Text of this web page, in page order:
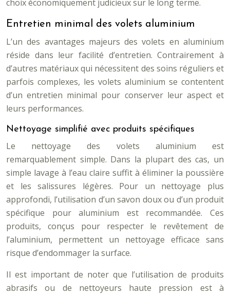
choix économiquement judicieux sur le long terme.
Entretien minimal des volets aluminium
L’un des avantages majeurs des volets en aluminium
réside dans leur facilité d’entretien. Contrairement à
d’autres matériaux qui nécessitent des soins réguliers et
parfois complexes, les volets aluminium se contentent
d’un entretien minimal pour conserver leur aspect et
leurs performances.
Nettoyage simplifié avec produits spécifiques
Le nettoyage des volets aluminium est
remarquablement simple. Dans la plupart des cas, un
simple lavage à l’eau claire suffit à éliminer la poussière
et les salissures légères. Pour un nettoyage plus
approfondi, l’utilisation d’un savon doux ou d’un produit
spécifique pour aluminium est recommandée. Ces
produits, conçus pour respecter le revêtement de
l’aluminium, permettent un nettoyage efficace sans
risque d’endommager la surface.
Il est important de noter que l’utilisation de produits
abrasifs ou de nettoyeurs haute pression est à